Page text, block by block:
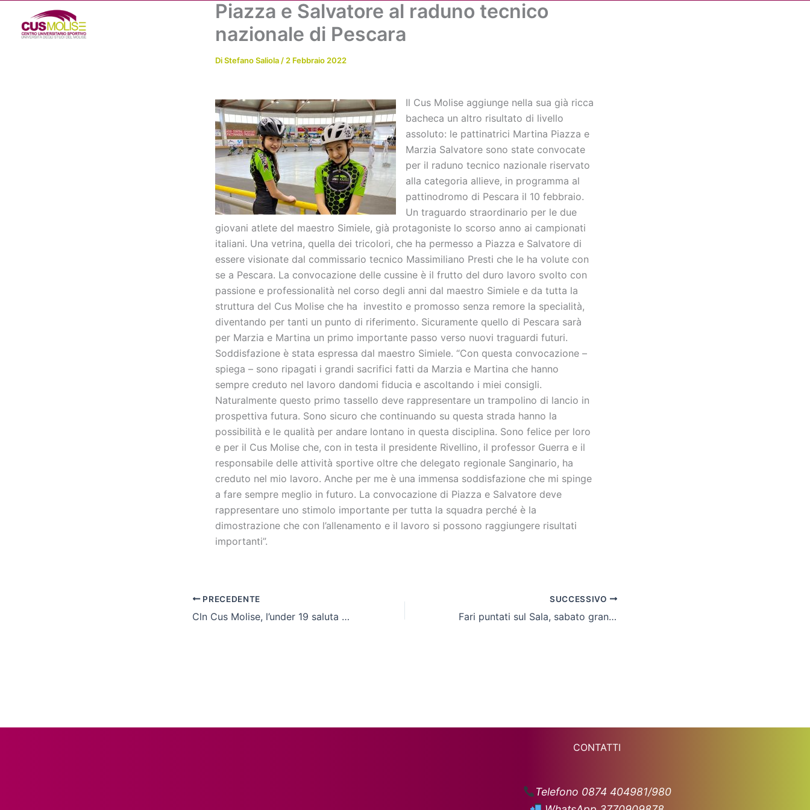
contenuto
Piazza e Salvatore al raduno tecnico
nazionale di Pescara
DiStefano Saliola / 2 Febbraio 2022
Il Cus Molise aggiunge nella sua già ricca
bacheca un altro risultato di livello
assoluto: le pattinatrici Martina Piazza e
Marzia Salvatore sono state convocate
per il raduno tecnico nazionale riservato
alla categoria allieve, in programma al
pattinodromo di Pescara il 10 febbraio.
Un traguardo straordinario per le due
giovani atlete del maestro Simiele, già protagoniste lo scorso anno ai campionati
italiani. Una vetrina, quella dei tricolori, che ha permesso a Piazza e Salvatore di
essere visionate dal commissario tecnico Massimiliano Presti che le ha volute con
se a Pescara. La convocazione delle cussine è il frutto del duro lavoro svolto con
passione e professionalità nel corso degli anni dal maestro Simiele e da tutta la
struttura del Cus Molise che ha investito e promosso senza remore la specialità,
diventando per tanti un punto di riferimento. Sicuramente quello di Pescara sarà
per Marzia e Martina un primo importante passo verso nuovi traguardi futuri.
Soddisfazione è stata espressa dal maestro Simiele. “Con questa convocazione –
spiega – sono ripagati i grandi sacrifici fatti da Marzia e Martina che hanno
sempre creduto nel lavoro dandomi fiducia e ascoltando i miei consigli.
Naturalmente questo primo tassello deve rappresentare un trampolino di lancio in
prospettiva futura. Sono sicuro che continuando su questa strada hanno la
possibilità e le qualità per andare lontano in questa disciplina. Sono felice per loro
e per il Cus Molise che, con in testa il presidente Rivellino, il professor Guerra e il
responsabile delle attività sportive oltre che delegato regionale Sanginario, ha
creduto nel mio lavoro. Anche per me è una immensa soddisfazione che mi spinge
a fare sempre meglio in futuro. La convocazione di Piazza e Salvatore deve
rappresentare uno stimolo importante per tutta la squadra perché è la
dimostrazione che con l’allenamento e il lavoro si possono raggiungere risultati
importanti”.
PRECEDENTE
Cln Cus Molise, l’under 19 saluta la coppa a testa alta
SUCCESSIVO
Fari puntati sul Sala, sabato grande sfida al Palaunimol
CONTATTI
Telefono 0874 404981/980